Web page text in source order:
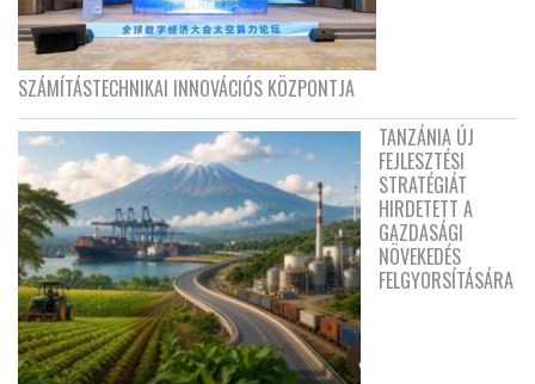
SZÁMÍTÁSTECHNIKAI INNOVÁCIÓS KÖZPONTJA
TANZÁNIA ÚJ
FEJLESZTÉSI
STRATÉGIÁT
HIRDETETT A
GAZDASÁGI
NÖVEKEDÉS
FELGYORSÍTÁSÁRA